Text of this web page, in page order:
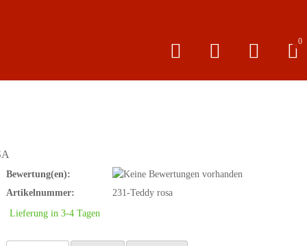
0
Bewertung(en):
Artikelnummer:
231-Teddy rosa
Lieferung in 3-4 Tagen